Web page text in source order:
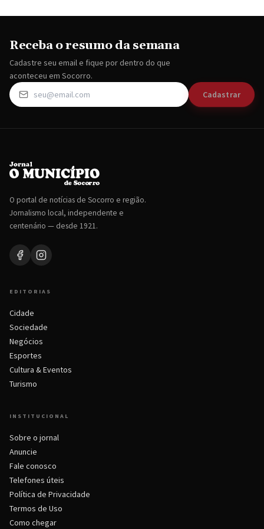
Receba o resumo da semana
Cadastre seu email e fique por dentro do que
aconteceu em Socorro.
Cadastrar
O portal de notícias de Socorro e região.
Jornalismo local, independente e
centenário — desde 1921.
EDITORIAS
Cidade
Sociedade
Negócios
Esportes
Cultura & Eventos
Turismo
INSTITUCIONAL
Sobre o jornal
Anuncie
Fale conosco
Telefones úteis
Política de Privacidade
Termos de Uso
Como chegar